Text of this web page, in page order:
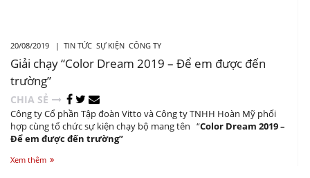
20/08/2019 | TIN TỨC SỰ KIỆN CÔNG TY
Giải chạy “Color Dream 2019 – Để em được đến
trường”
CHIA SẺ
Công ty Cổ phần Tập đoàn Vitto và Công ty TNHH Hoàn Mỹ phối
hợp cùng tổ chức sự kiện chạy bộ mang tên “Color Dream 2019 –
Để em được đến trường”
Xem thêm